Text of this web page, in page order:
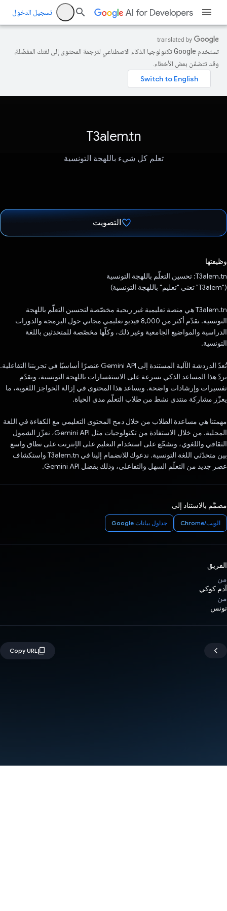
تسجيل الدخول
تستخدم Google تكنولوجيا الذكاء الاصطناعي لترجمة المحتوى إلى لغتك المفضّلة،
وقد تتضمّن بعض الأخطاء.
T3alem.tn
تعلم كل شيء باللهجة التونسية
التصويت
وظيفتها
T3alem.tn: تحسين التعلّم باللهجة التونسية
("T3alem" تعني "تعليم" باللهجة التونسية)
T3alem.tn هي منصة تعليمية غير ربحية مخصّصة لتحسين التعلّم باللهجة
التونسية. نقدّم أكثر من 8,000 فيديو تعليمي مجاني حول البرمجة والدورات
الدراسية والمواضيع الجامعية وغير ذلك، وكلّها مخصّصة للمتحدثين باللغة
التونسية.
تُعدّ الدردشة الآلية المستندة إلى Gemini API عنصرًا أساسيًا في تجربتنا التفاعلية.
يردّ هذا المساعد الذكي بسرعة على الاستفسارات باللهجة التونسية، ويقدّم
تفسيرات وإرشادات واضحة. ويساعد هذا المحتوى في إزالة الحواجز اللغوية، ما
يعزّز مشاركة منتدى نشط من طلاب التعلّم مدى الحياة.
مهمتنا هي مساعدة الطلاب من خلال دمج المحتوى التعليمي مع الكفاءة في اللغة
المحلية. من خلال الاستفادة من تكنولوجيات مثل Gemini API، نعزّز الشمول
الثقافي واللغوي، ونشجّع على استخدام التعليم على الإنترنت على نطاق واسع
بين متحدّثي اللغة التونسية. ندعوك للانضمام إلينا في T3alem.tn واستكشاف
عصر جديد من التعلّم السهل والتفاعلي، وذلك بفضل Gemini API.
مصمَّم بالاستناد إلى
الويب/Chrome جداول بيانات Google
الفريق
من
آدم كوكي
من
تونس